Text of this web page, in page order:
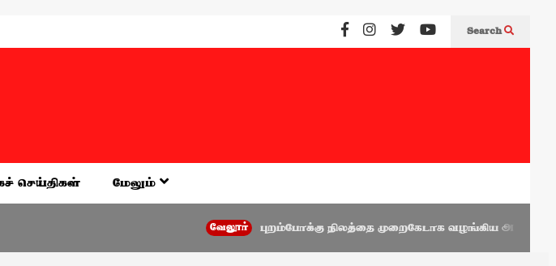
Search
செய்திகள் மேலும்
புறம்போக்கு நிலத்தை முறைகேடாக வழங்கிய அணைக்கட்டு